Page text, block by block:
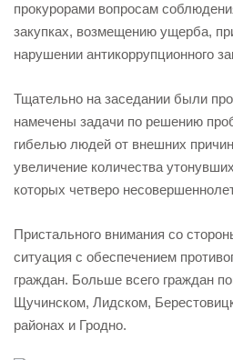
прокурорами вопросам
закупках, возмещению ущерба,
нарушении антикоррупционного
Тщательно на заседании были
намечены задачи по решению
гибелью людей от внешних
увеличение количества
которых четверо
Пристального внимания со
ситуация с обеспечением
граждан. Больше всего граждан
Щучинском, Лидском,
районах и Гродно.